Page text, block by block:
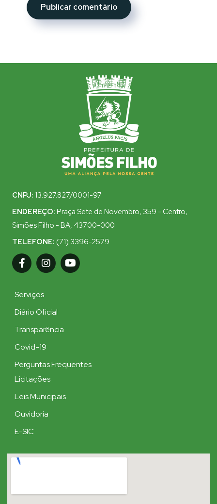
CNPJ: 13.927.827/0001-97
ENDEREÇO: Praça Sete de Novembro, 359 - Centro,
Simões Filho - BA, 43700-000
TELEFONE: (71) 3396-2579
Serviços
Diário Oficial
Transparência
Covid-19
Perguntas Frequentes
Licitações
Leis Municipais
Ouvidoria
E-SIC